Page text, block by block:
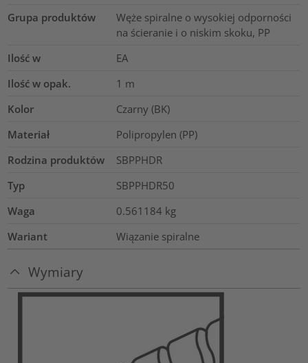
Grupa produktów
Węże spiralne o wysokiej odporności
na ścieranie i o niskim skoku, PP
Ilość w
EA
Ilość w opak.
1 m
Kolor
Czarny (BK)
Materiał
Polipropylen (PP)
Rodzina produktów
SBPPHDR
Typ
SBPPHDR50
Waga
0.561184 kg
Wariant
Wiązanie spiralne
Wymiary